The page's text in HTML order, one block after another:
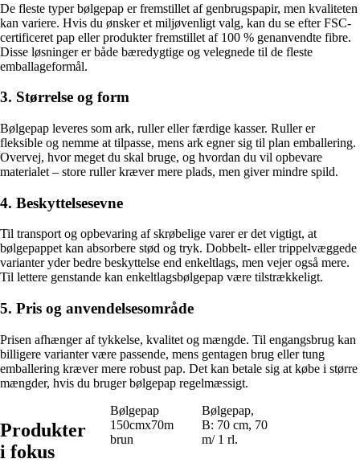
De fleste typer bølgepap er fremstillet af genbrugspapir, men kvaliteten
kan variere. Hvis du ønsker et miljøvenligt valg, kan du se efter FSC-
certificeret pap eller produkter fremstillet af 100 % genanvendte fibre.
Disse løsninger er både bæredygtige og velegnede til de fleste
emballageformål.
3. Størrelse og form
Bølgepap leveres som ark, ruller eller færdige kasser. Ruller er
fleksible og nemme at tilpasse, mens ark egner sig til plan emballering.
Overvej, hvor meget du skal bruge, og hvordan du vil opbevare
materialet – store ruller kræver mere plads, men giver mindre spild.
4. Beskyttelsesevne
Til transport og opbevaring af skrøbelige varer er det vigtigt, at
bølgepappet kan absorbere stød og tryk. Dobbelt- eller trippelvæggede
varianter yder bedre beskyttelse end enkeltlags, men vejer også mere.
Til lettere genstande kan enkeltlagsbølgepap være tilstrækkeligt.
5. Pris og anvendelsesområde
Prisen afhænger af tykkelse, kvalitet og mængde. Til engangsbrug kan
billigere varianter være passende, mens gentagen brug eller tung
emballering kræver mere robust pap. Det kan betale sig at købe i større
mængder, hvis du bruger bølgepap regelmæssigt.
Produkter
i fokus
Bølgepap
150cmx70m
brun
Bølgepap,
B: 70 cm, 70
m/ 1 rl.